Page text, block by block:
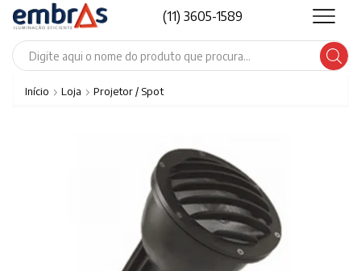
(11) 3605-1589
Search
Início Loja Projetor / Spot